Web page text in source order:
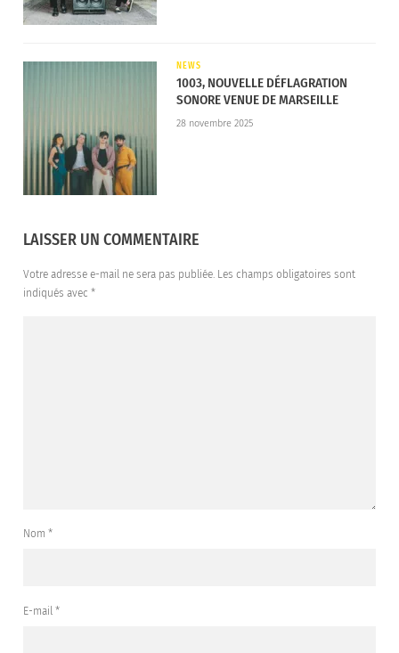
NEWS
1003, NOUVELLE DÉFLAGRATION
SONORE VENUE DE MARSEILLE
28 novembre 2025
LAISSER UN COMMENTAIRE
Votre adresse e-mail ne sera pas publiée. Les champs obligatoires sont
indiqués avec *
Nom *
E-mail *